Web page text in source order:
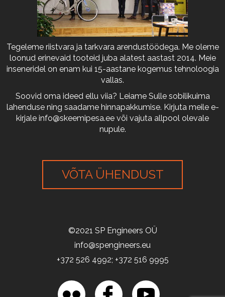
Tegeleme riistvara ja tarkvara arendustöödega. Me oleme
loonud erinevaid tooteid juba alatest aastast 2014. Meie
inseneridel on enam kui 15-aastane kogemus tehnoloogia
vallas.
Soovid oma ideed ellu viia? Leiame Sulle sobilikuima
lahenduse ning saadame hinnapakkumise. Kirjuta meile e-
kirjale info@skeemipesa.ee või vajuta allpool olevale
nupule.
VÕTA ÜHENDUST
©2021 SP Engineers OÜ
info@spengineers.eu
+372 526 4992; +372 516 9995